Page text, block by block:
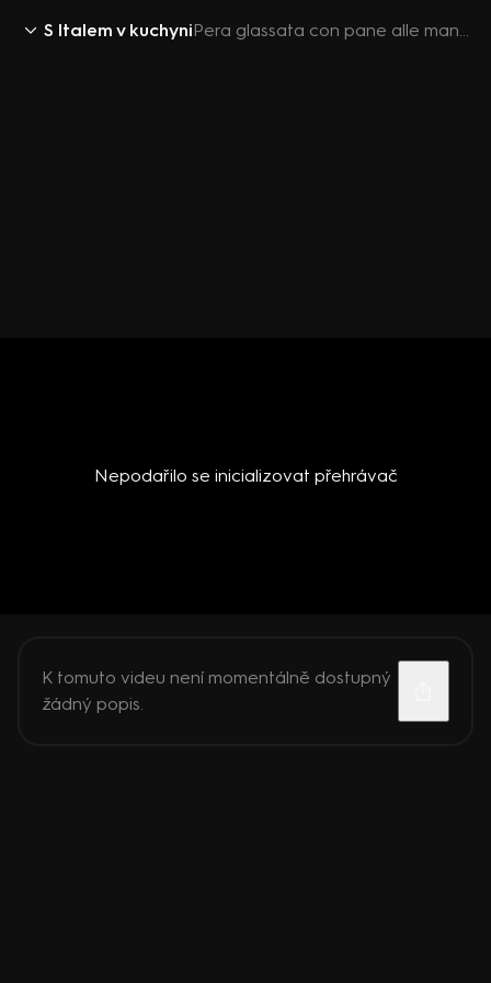
S Italem v kuchyni Pera glassata con pane alle mandorle (Glasovaná hruška s mandlovým knedlíčkem)
Nepodařilo se inicializovat přehrávač
K tomuto videu není momentálně dostupný
žádný popis.